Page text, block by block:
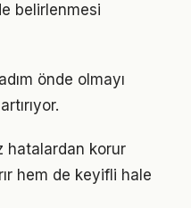
belirlenmesi
önde olmayı
hatalardan korur
hem de keyifli hale